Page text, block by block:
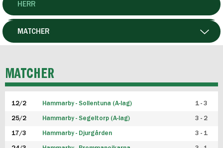
HERR
DAM
P19
F19
FUTSAL HERR
MATCHER
MATCHER
12/2 Hammarby - Sollentuna (A-lag) 1 - 3
25/2 Hammarby - Segeltorp (A-lag) 3 - 2
17/3 Hammarby - Djurgården 3 - 1